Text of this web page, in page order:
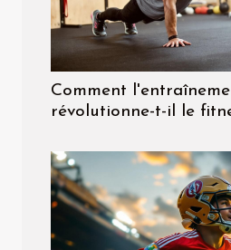
Comment
révolutionne-t-il le